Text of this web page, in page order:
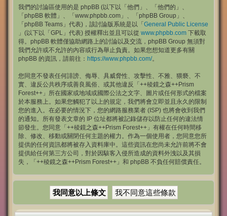
我們的討論區使用的是 phpBB (以下以「他們」、「他們的」、
「phpBB 軟體」、「www.phpbb.com」、「phpBB Group」、
「phpBB Teams」代表)，該討論版系統是以「 General Public License
」(以下以「GPL」代表) 授權釋出並且可以從 www.phpbb.com 下載取
得。phpBB 軟體僅協助網路上的討論以及交流，phpBB Group 無須對
我們允許或不允許的內容或行為舉止負責。如果您想知道更多有關
phpBB 的資訊，請前往： https://www.phpbb.com/。
您同意不發表任何誹謗、侮辱、具威脅性、攻擊性、不雅、猥褻、不
實、違反公共秩序或善良風俗、或其他違反「++稜鏡之森++Prism
Forest++」所在國家或地域或國際公法之文字、圖片或任何形式的檔案
於本服務上。如果您觸犯了以上的規定，我們將會立即並且永久的限制
您的進入。在必要的情況下，您的網路服務業者 (ISP) 也將會收到我們
的通知。所有發表文章的 IP 位址都將被記錄儲存以防止任何的違法情
節發生。您同意「++稜鏡之森++Prism Forest++」有權在任何時間移
除、修改、移動或關閉任何主題的權力。作為一個使用者，您同意您所
提供的任何資訊都將被存入資料庫中。這些資訊在您尚未允許前將不會
提供給任何第三方公司，對於因駭客入侵所造成的資料外洩以及其損
失，「++稜鏡之森++Prism Forest++」和 phpBB 不負任何賠償責任。